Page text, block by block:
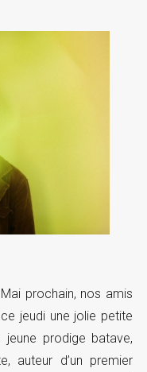
prochain, nos amis
jeudi une jolie petite
prodige batave,
auteur d’un premier